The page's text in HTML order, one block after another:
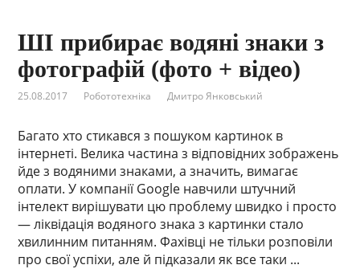
ШІ прибирає водяні знаки з
фотографій (фото + відео)
25.08.2017 Робототехніка Дмитро Янковський
Багато хто стикався з пошуком картинок в
інтернеті. Велика частина з відповідних зображень
йде з водяними знаками, а значить, вимагає
оплати. У компанії Google навчили штучний
інтелект вирішувати цю проблему швидко і просто
— ліквідація водяного знака з картинки стало
хвилинним питанням. Фахівці не тільки розповіли
про свої успіхи, але й підказали як все таки ...